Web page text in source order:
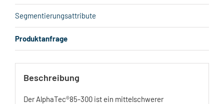
Segmentierungsattribute
Produktanfrage
Beschreibung
Der AlphaTec®85-300 ist ein mittelschwerer